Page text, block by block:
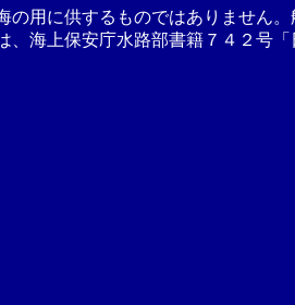
の用に供するものではありません
、海上保安庁水路部書籍７４２号